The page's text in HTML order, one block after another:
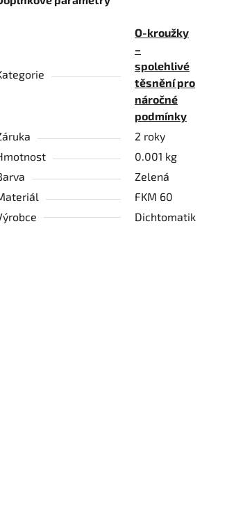
O-kroužky
–
spolehlivé
těsnění pro
náročné
podmínky
2 roky
0.001 kg
Zelená
FKM 60
Dichtomatik